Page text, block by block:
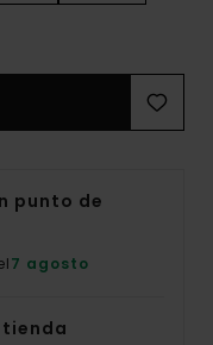
punto de
7 agosto